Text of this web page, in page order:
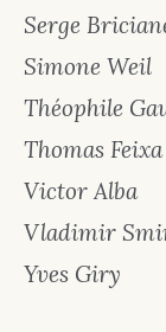
Serge
Simone Weil
Théophile
Thomas Feixa
Victor Alba
Vladimir
Yves Giry